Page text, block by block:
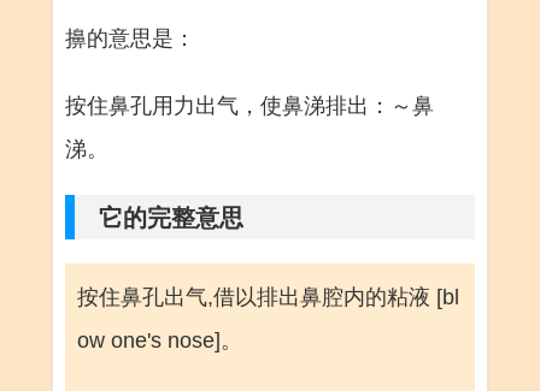
擤的意思是：
按住鼻孔用力出气，使鼻涕排出：～鼻
涕。
它的完整意思
按住鼻孔出气,借以排出鼻腔内的粘液 [bl
ow one's nose]。